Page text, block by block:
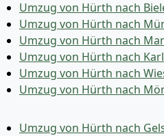
Umzug von Hürth nach
Umzug von Hürth nach
Umzug von Hürth nach
Umzug von Hürth nach
Umzug von Hürth nach
Umzug von Hürth nach
Umzug von Hürth nach